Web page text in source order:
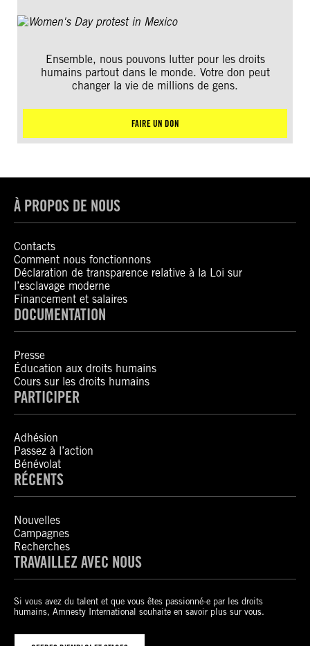
Ensemble, nous pouvons lutter pour les droits
humains partout dans le monde. Votre don peut
changer la vie de millions de gens.
FAIRE UN DON
À PROPOS DE NOUS
Contacts
Comment nous fonctionnons
Déclaration de transparence relative à la Loi sur
l’esclavage moderne
Financement et salaires
DOCUMENTATION
Presse
Éducation aux droits humains
Cours sur les droits humains
PARTICIPER
Adhésion
Passez à l’action
Bénévolat
RÉCENTS
Nouvelles
Campagnes
Recherches
TRAVAILLEZ AVEC NOUS
Si vous avez du talent et que vous êtes passionné-e par les droits
humains, Amnesty International souhaite en savoir plus sur vous.